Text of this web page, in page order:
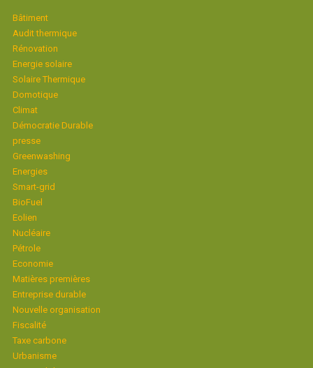
Bâtiment
Audit thermique
Rénovation
Energie solaire
Solaire Thermique
Domotique
Climat
Démocratie Durable
presse
Greenwashing
Energies
Smart-grid
BioFuel
Eolien
Nucléaire
Pétrole
Economie
Matières premières
Entreprise durable
Nouvelle organisation
Fiscalité
Taxe carbone
Urbanisme